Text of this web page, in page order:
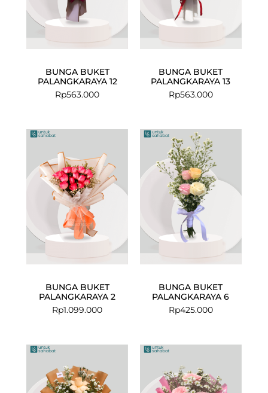
BUNGA BUKET
PALANGKARAYA 12
Rp563.000
BUNGA BUKET
PALANGKARAYA 13
Rp563.000
BUNGA BUKET
PALANGKARAYA 2
Rp1.099.000
BUNGA BUKET
PALANGKARAYA 6
Rp425.000